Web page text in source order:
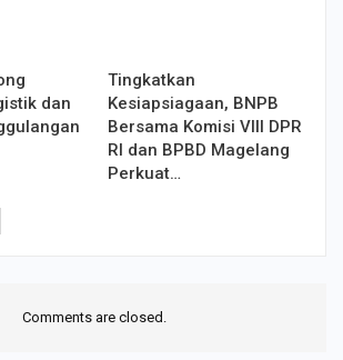
dan
Tingkatkan
Kesiapsiagaan, BNPB
Bersama Komisi VIII DPR
RI dan BPBD Magelang
Perkuat…
Comments are closed.